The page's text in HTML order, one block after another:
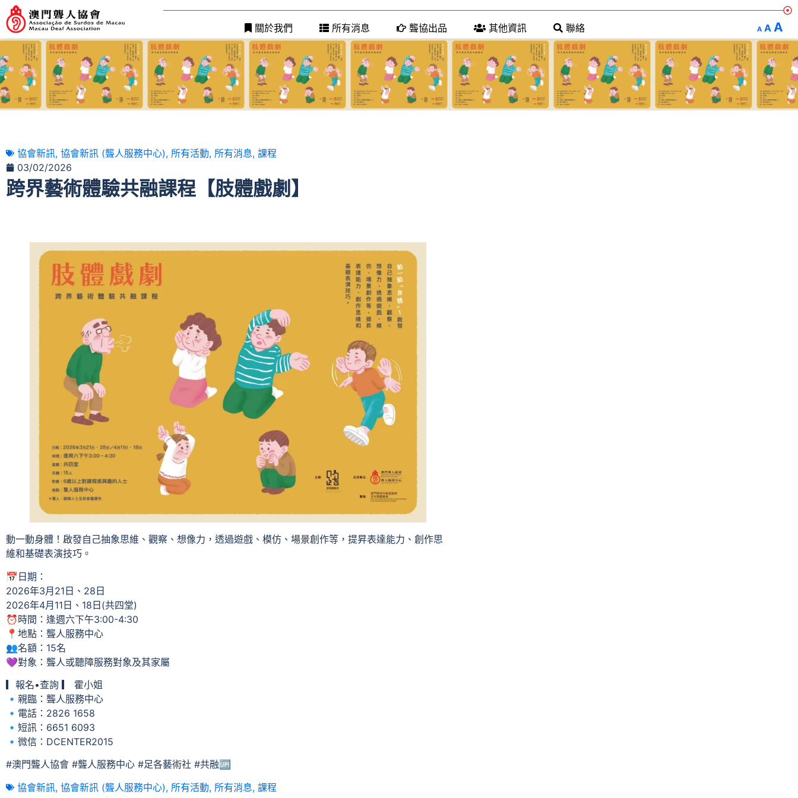
關於我們 所有消息 聾協出品 其他資訊 聯絡 A A A
協會新訊, 協會新訊 (聾人服務中心), 所有活動, 所有消息, 課程
03/02/2026
跨界藝術體驗共融課程【肢體戲劇】
動一動身體！啟發自己抽象思維、觀察、想像力，透過遊戲、模仿、場景創作等，提昇表達能力、創作思
維和基礎表演技巧。
📅日期：
2026年3月21日、28日
2026年4月11日、18日(共四堂)
⏰時間：逢週六下午3:00-4:30
📍地點：聾人服務中心
👥名額：15名
💜對象：聾人或聽障服務對象及其家屬
▎報名•查詢 ▎ 霍小姐
🔹親臨：聾人服務中心
🔹電話：2826 1658
🔹短訊：6651 6093
🔹微信：DCENTER2015
#澳門聾人協會 #聾人服務中心 #足各藝術社 #共融🆙
協會新訊, 協會新訊 (聾人服務中心), 所有活動, 所有消息, 課程